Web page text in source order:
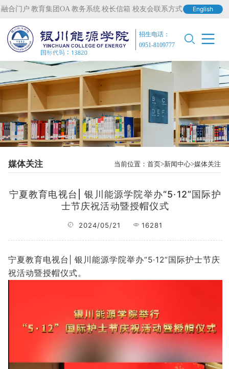
融合门户 教育集团OA 教务系统 校长信箱 校友会联系方式 English
招生电话：
0951-8109777
媒体关注 当前位置：首页 新闻中心 媒体关注
宁夏教育电视台| 银川能源学院举办“5·12”国际护
士节庆祝活动暨授帽仪式
2024/05/21 16281
宁夏教育电视台| 银川能源学院举办“5·12”国际护士节庆
祝活动暨授帽仪式。